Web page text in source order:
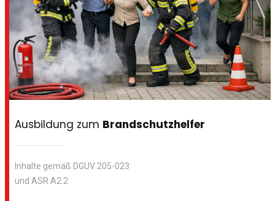
Ausbildung zum Brandschutzhelfer
Inhalte gemäß DGUV 205-023
und ASR A2.2